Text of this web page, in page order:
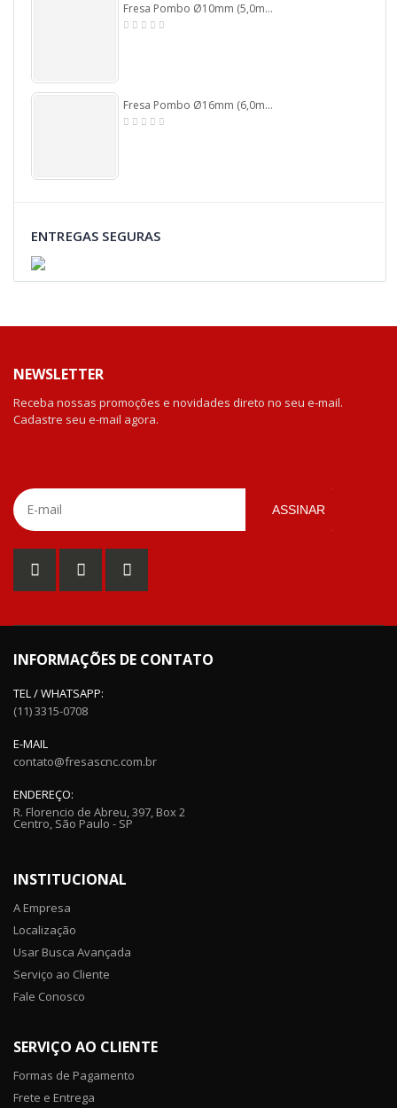
Fresa Pombo Ø10mm (5,0mm Raio) X 45mm Total X 6,0mm Haste. (Ftr102)
Fresa Pombo Ø16mm (6,0mm Raio) X 45mm Total X 6,0mm Haste. (Ftr67)
ENTREGAS SEGURAS
NEWSLETTER
Receba nossas promoções e novidades direto no seu e-mail.
Cadastre seu e-mail agora.
ASSINAR
INFORMAÇÕES DE CONTATO
TEL / WHATSAPP:
(11) 3315-0708
E-MAIL
contato@fresascnc.com.br
ENDEREÇO:
R. Florencio de Abreu, 397, Box 2
Centro, São Paulo - SP
INSTITUCIONAL
A Empresa
Localização
Usar Busca Avançada
Serviço ao Cliente
Fale Conosco
SERVIÇO AO CLIENTE
Formas de Pagamento
Frete e Entrega